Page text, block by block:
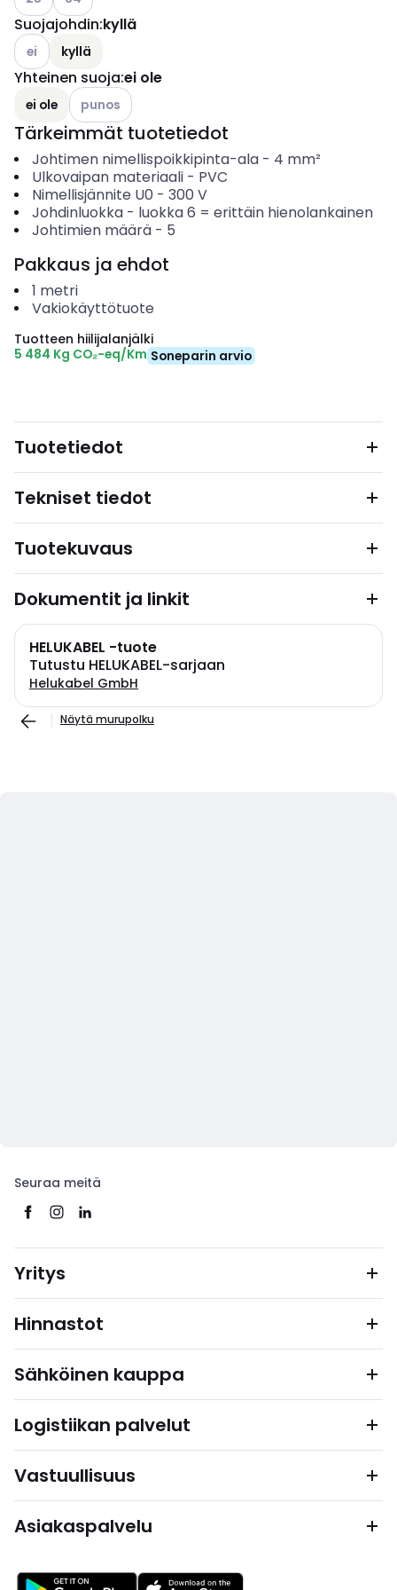
Suojajohdin:kyllä
Katso käytettävissä olevat vaihtoehdot
ei kyllä
Yhteinen suoja:ei ole
ei ole Katso käytettävissä olevat vaihtoehdot
punos
Tärkeimmät tuotetiedot
Johtimen nimellispoikkipinta-ala- 4 mm²
Ulkovaipan materiaali- PVC
Nimellisjännite U0 - 300 V
Johdinluokka- luokka 6 = erittäin hienolankainen
Johtimien määrä- 5
Pakkaus ja ehdot
1 metri
Vakiokäyttötuote
Tuotteen hiilijalanjälki
5 484 Kg CO₂-eq/Km Soneparin arvio
Tuotetiedot
Tekniset tiedot
Tuotekuvaus
Dokumentit ja linkit
HELUKABEL -tuote
Tutustu HELUKABEL-sarjaan
Helukabel GmbH
Näytä murupolku
Seuraa meitä
Yritys
Hinnastot
Sähköinen kauppa
Logistiikan palvelut
Vastuullisuus
Asiakaspalvelu